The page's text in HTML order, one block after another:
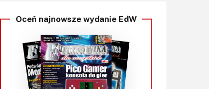
Czytelnia
Dla Ciebie
KITy AVT
Oceń najnowsze wydanie EdW